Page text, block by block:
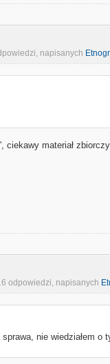
napisanych
ciekawy materiał
odpowiedzi, napisanych
nie wiedziałem o